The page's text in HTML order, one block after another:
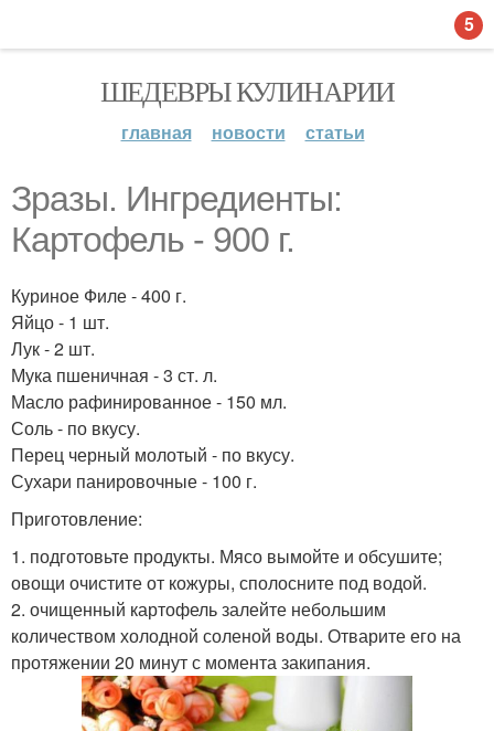
ШЕДЕВРЫ КУЛИНАРИИ
главная новости статьи
Зразы. Ингредиенты:
Картофель - 900 г.
Куриное Филе - 400 г.
Яйцо - 1 шт.
Лук - 2 шт.
Мука пшеничная - 3 ст. л.
Масло рафинированное - 150 мл.
Соль - по вкусу.
Перец черный молотый - по вкусу.
Сухари панировочные - 100 г.
Приготовление:
1. подготовьте продукты. Мясо вымойте и обсушите;
овощи очистите от кожуры, сполосните под водой.
2. очищенный картофель залейте небольшим
количеством холодной соленой воды. Отварите его на
протяжении 20 минут с момента закипания.
5